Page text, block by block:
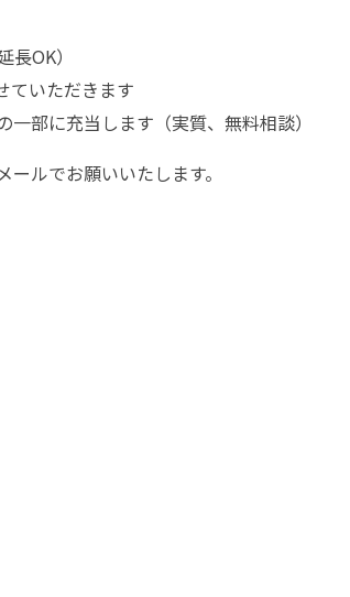
OK）
ていただきます
部に充当します（実質、無料相談）
ルでお願いいたします。